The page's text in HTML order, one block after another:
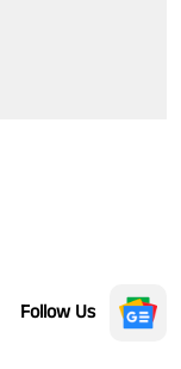
Follow Us